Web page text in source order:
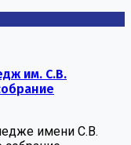
им. С.В.
имени С.В.